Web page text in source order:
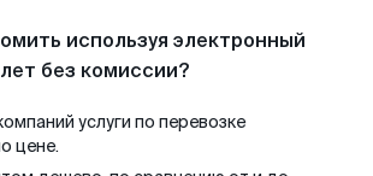
используя электронный
без комиссии?
услуги по перевозке
цене.